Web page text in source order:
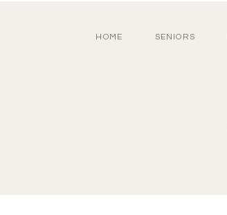
HOME SENIORS